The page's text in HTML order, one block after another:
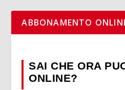
ABBONAMENTO
SAI CHE ORA
ONLINE?